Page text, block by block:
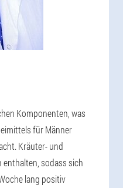
Komponenten, was
für Männer
Kräuter- und
enthalten, sodass sich
lang positiv